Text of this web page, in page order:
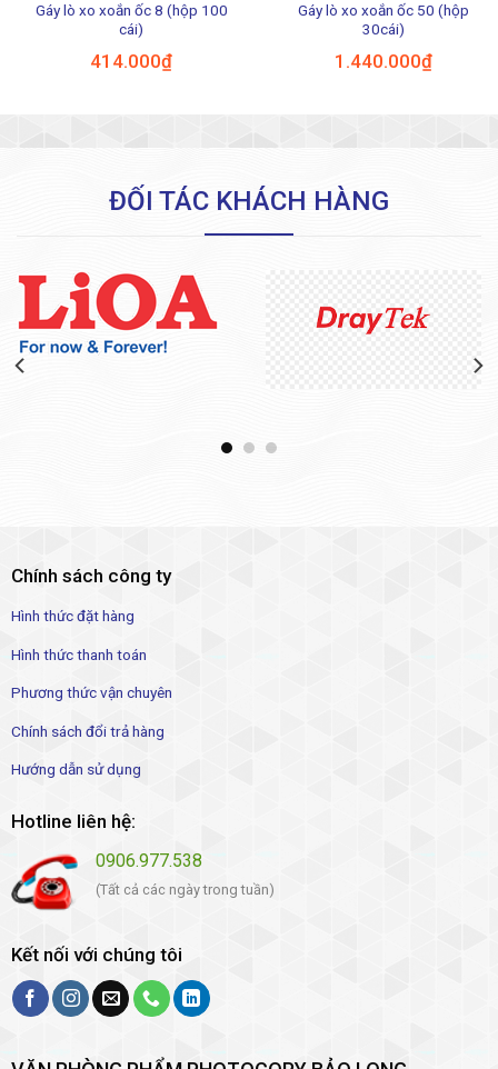
Gáy lò xo xoắn ốc 8 (hộp 100
cái)
414.000₫
Gáy lò xo xoắn ốc 50 (hộp
30cái)
1.440.000₫
ĐỐI TÁC KHÁCH HÀNG
Chính sách công ty
Hình thức đặt hàng
Hình thức thanh toán
Phương thức vận chuyên
Chính sách đổi trả hàng
Hướng dẫn sử dụng
Hotline liên hệ:
0906.977.538
(Tất cả các ngày trong tuần)
Kết nối với chúng tôi